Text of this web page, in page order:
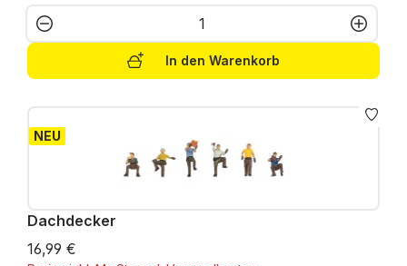
Produkt Anzahl: Gib den
In den Warenkorb
NEU
Dachdecker
16,99 €